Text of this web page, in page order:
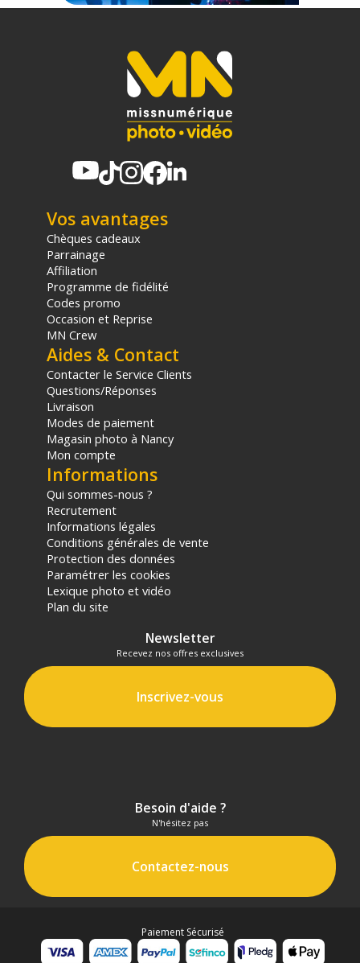
Vos avantages
Chèques cadeaux
Parrainage
Affiliation
Programme de fidélité
Codes promo
Occasion et Reprise
MN Crew
Aides & Contact
Contacter le Service Clients
Questions/Réponses
Livraison
Modes de paiement
Magasin photo à Nancy
Mon compte
Informations
Qui sommes-nous ?
Recrutement
Informations légales
Conditions générales de vente
Protection des données
Paramétrer les cookies
Lexique photo et vidéo
Plan du site
Newsletter
Recevez nos offres exclusives
Inscrivez-vous
Besoin d'aide ?
N'hésitez pas
Contactez-nous
Paiement Sécurisé